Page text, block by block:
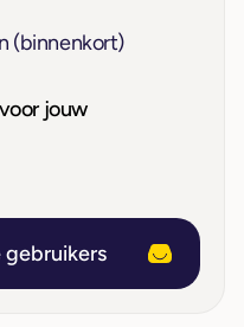
(binnenkort)
jouw
gebruikers